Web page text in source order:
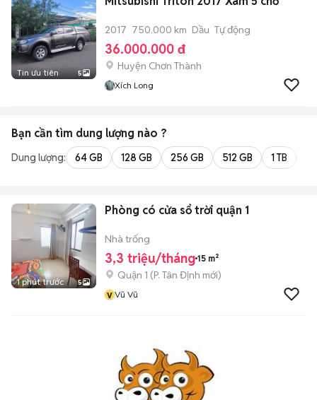
Tin ưu tiên 5
2017 750.000 km Dầu Tự động
36.000.000 đ
Huyện Chơn Thành
Xích Long
Bạn cần tìm dung lượng nào ?
Dung lượng: 64 GB 128 GB 256 GB 512 GB 1 TB
1 phút trước 5
Phòng có cửa sổ trời quận 1
Nhà trống
3,3 triệu/tháng 15 m²
Quận 1 (P. Tân Định mới)
v Vũ Vũ